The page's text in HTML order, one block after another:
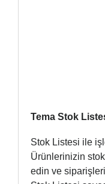
Tema Stok
Stok Listesi ile
Ürünlerinizin
edin ve